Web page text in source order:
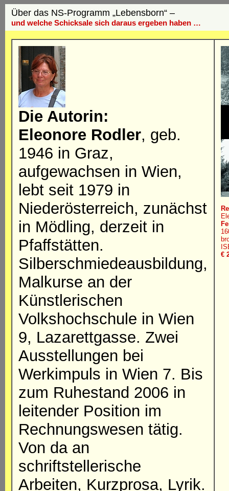
Über das NS-Programm „Lebensborn“ –
und welche Schicksale sich daraus ergeben haben …
Die Autorin:
Eleonore Rodler, geb.
1946 in Graz,
aufgewachsen in Wien,
lebt seit 1979 in
Niederösterreich, zunächst
in Mödling, derzeit in
Pfaffstätten.
Silberschmiedeausbildung,
Malkurse an der
Künstlerischen
Volkshochschule in Wien
9, Lazarettgasse. Zwei
Ausstellungen bei
Werkimpuls in Wien 7. Bis
zum Ruhestand 2006 in
leitender Position im
Rechnungswesen tätig.
Von da an
schriftstellerische
Arbeiten, Kurzprosa, Lyrik.
€